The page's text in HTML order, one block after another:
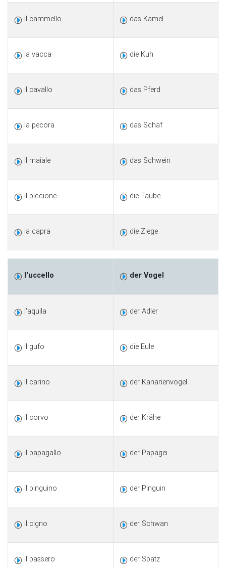
il cammello das Kamel
la vacca die Kuh
il cavallo das Pferd
la pecora das Schaf
il maiale das Schwein
il piccione die Taube
la capra die Ziege
l'uccello der Vogel
l'aquila der Adler
il gufo die Eule
il carino der Kanarienvogel
il corvo der Krähe
il papagallo der Papagei
il pinguino der Pinguin
il cigno der Schwan
il passero der Spatz